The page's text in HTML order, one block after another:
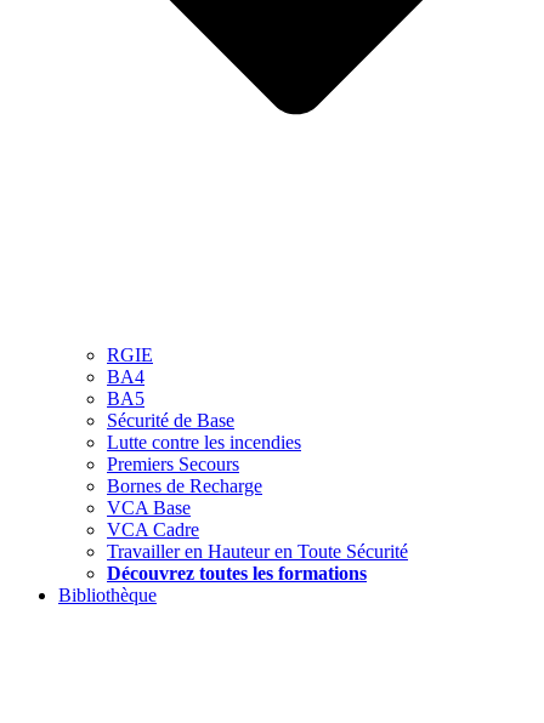
RGIE
BA4
BA5
Sécurité de Base
Lutte contre les incendies
Premiers Secours
Bornes de Recharge
VCA Base
VCA Cadre
Travailler en Hauteur en Toute Sécurité
Découvrez toutes les formations
Bibliothèque